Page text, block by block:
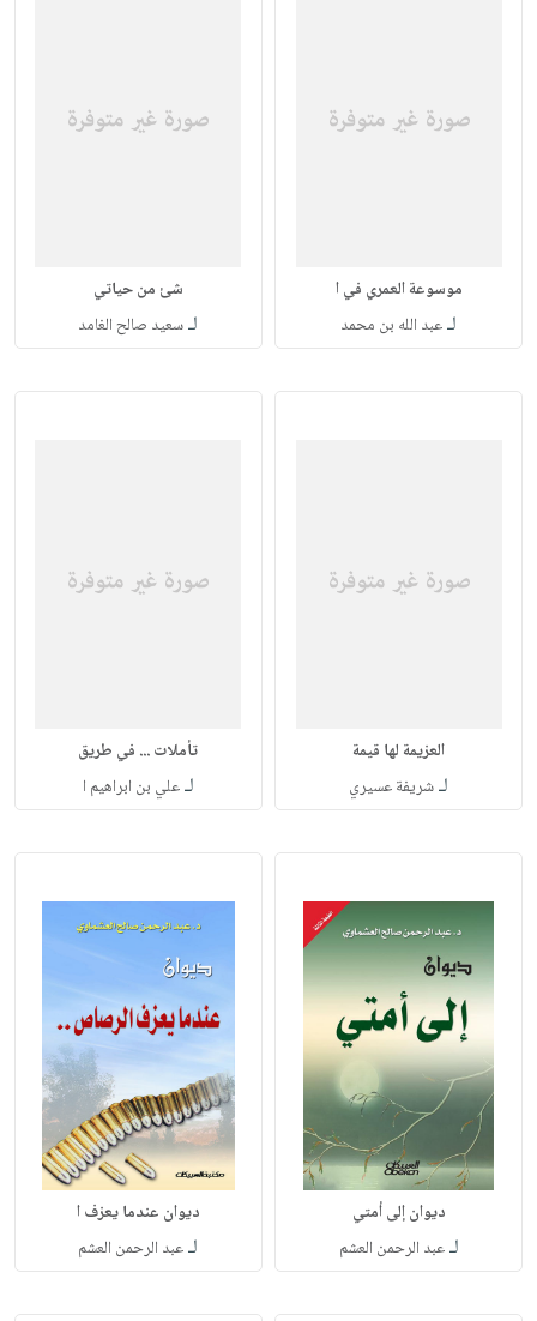
موسوعة العمري في ا
لـعبد الله بن محمد
شئ من حياتي
لـسعيد صالح الغامد
العزيمة لها قيمة
لـشريفة عسيري
تأملات ... في طريق
لـعلي بن ابراهيم ا
ديوان إلى أمتي
لـعبد الرحمن العشم
ديوان عندما يعزف ا
لـعبد الرحمن العشم